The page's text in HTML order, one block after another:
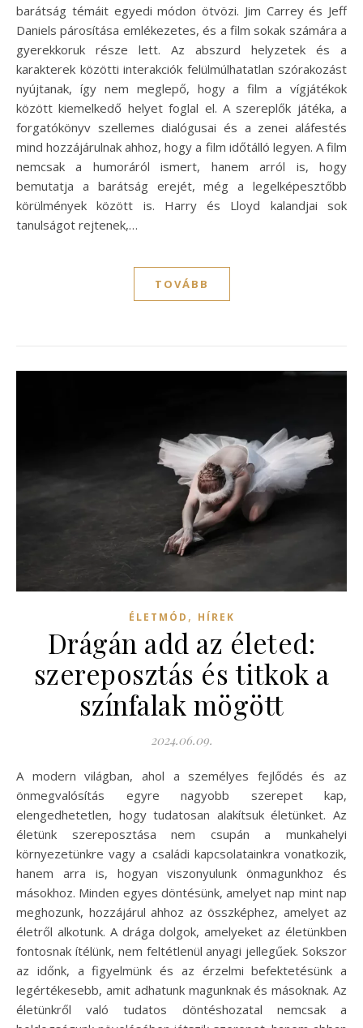
barátság témáit egyedi módon ötvözi. Jim Carrey és Jeff
Daniels párosítása emlékezetes, és a film sokak számára a
gyerekkoruk része lett. Az abszurd helyzetek és a
karakterek közötti interakciók felülmúlhatatlan szórakozást
nyújtanak, így nem meglepő, hogy a film a vígjátékok
között kiemelkedő helyet foglal el. A szereplők játéka, a
forgatókönyv szellemes dialógusai és a zenei aláfestés
mind hozzájárulnak ahhoz, hogy a film időtálló legyen. A film
nemcsak a humoráról ismert, hanem arról is, hogy
bemutatja a barátság erejét, még a legelképesztőbb
körülmények között is. Harry és Lloyd kalandjai sok
tanulságot rejtenek,…
TOVÁBB
ÉLETMÓD , HÍREK
Drágán add az életed:
szereposztás és titkok a
színfalak mögött
2024.06.09.
A modern világban, ahol a személyes fejlődés és az
önmegvalósítás egyre nagyobb szerepet kap,
elengedhetetlen, hogy tudatosan alakítsuk életünket. Az
életünk szereposztása nem csupán a munkahelyi
környezetünkre vagy a családi kapcsolatainkra vonatkozik,
hanem arra is, hogyan viszonyulunk önmagunkhoz és
másokhoz. Minden egyes döntésünk, amelyet nap mint nap
meghozunk, hozzájárul ahhoz az összképhez, amelyet az
életről alkotunk. A drága dolgok, amelyeket az életünkben
fontosnak ítélünk, nem feltétlenül anyagi jellegűek. Sokszor
az időnk, a figyelmünk és az érzelmi befektetésünk a
legértékesebb, amit adhatunk magunknak és másoknak. Az
életünkről való tudatos döntéshozatal nemcsak a